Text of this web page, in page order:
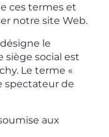
ces termes et
notre site Web.
le
siège social est
Le terme «
spectateur de
aux